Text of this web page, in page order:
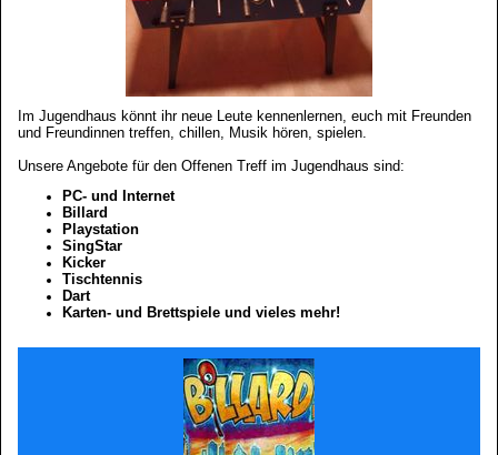
Im Jugendhaus könnt ihr neue Leute kennenlernen , euch mit Freunden
und Freundinnen treffen, chillen, Musik hören, spielen.
Unsere Angebote für den Offenen Treff im Jugendhaus sind:
PC- und Internet
Billard
Playstation
SingStar
Kicker
Tischtennis
Dart
Karten- und Brettspiele und vieles mehr!